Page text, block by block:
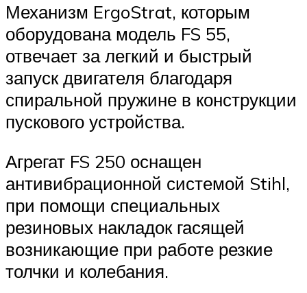
Механизм ErgoStrat, которым
оборудована модель FS 55,
отвечает за легкий и быстрый
запуск двигателя благодаря
спиральной пружине в конструкции
пускового устройства.
Агрегат FS 250 оснащен
антивибрационной системой Stihl,
при помощи специальных
резиновых накладок гасящей
возникающие при работе резкие
толчки и колебания.